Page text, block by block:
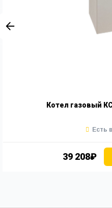
Котел газовый
39 208₽
Есть